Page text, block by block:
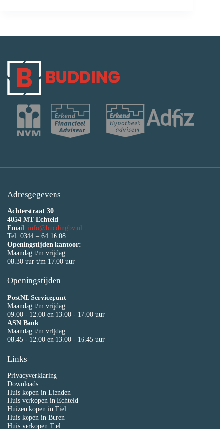
Adresgegevens
Achterstraat 30
4054 MT Echteld
Email: info@buddingbv.nl
Tel: 0344 – 64 16 08
Openingstijden kantoor:
Maandag t/m vrijdag
08.30 uur t/m 17.00 uur
Openingstijden
PostNL Servicepunt
Maandag t/m vrijdag
09.00 - 12.00 en 13.00 - 17.00 uur
ASN Bank
Maandag t/m vrijdag
08.45 - 12.00 en 13.00 - 16.45 uur
Links
Privacyverklaring
Downloads
Huis kopen in Lienden
Huis verkopen in Echteld
Huizen kopen in Tiel
Huis kopen in Buren
Huis verkopen Tiel